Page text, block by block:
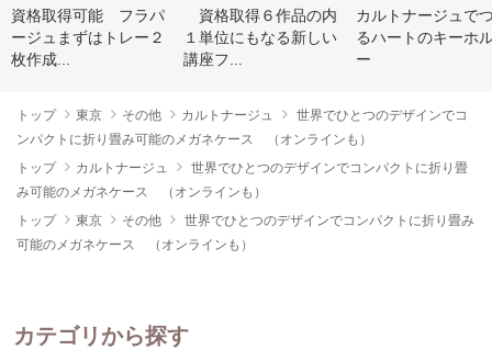
資格取得可能 フラパ
ージュまずはトレー２
枚作成...
資格取得６作品の内
１単位にもなる新しい
講座フ...
カルトナージュで
るハートのキーホ
ー
トップ 東京 その他 カルトナージュ
世界でひとつのデザインでコ
ンパクトに折り畳み可能のメガネケース （オンラインも）
トップ
カルトナージュ
世界でひとつのデザインでコンパクトに折り畳
み可能のメガネケース （オンラインも）
トップ
東京 その他
世界でひとつのデザインでコンパクトに折り畳み
可能のメガネケース （オンラインも）
カテゴリから探す